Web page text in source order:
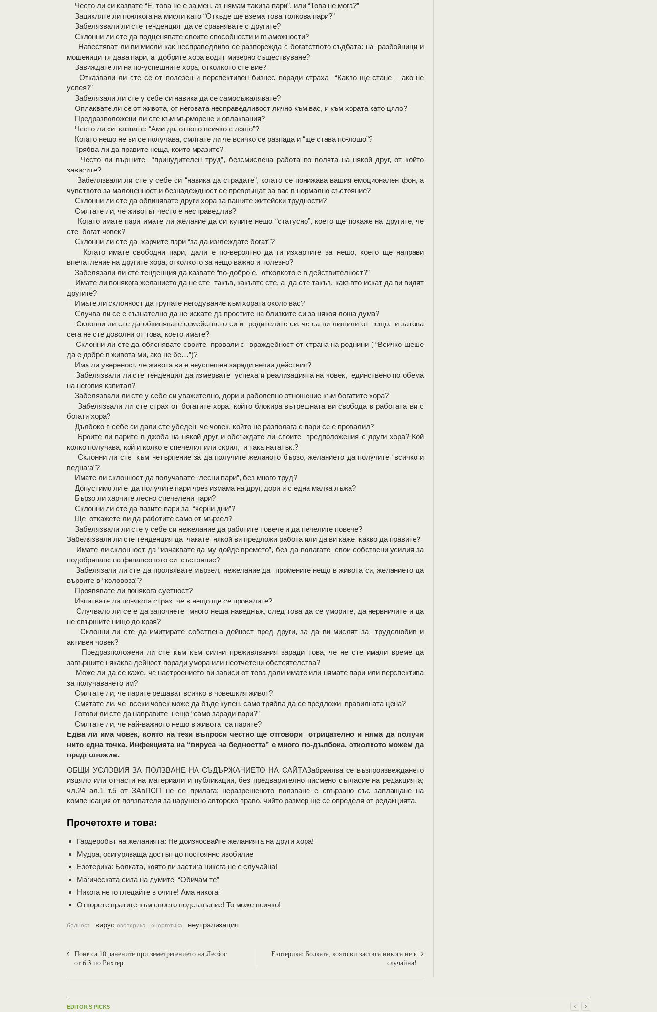
Често ли си казвате “Е, това не е за мен, аз нямам такива пари”, или “Това не мога?”
Зацикляте ли понякога на мисли като “Откъде ще взема това толкова пари?”
Забелязвали ли сте тенденция да се сравнявате с другите?
Склонни ли сте да подценявате своите способности и възможности?
Навестяват ли ви мисли как несправедливо се разпорежда с богатството съдбата: на разбойници и
мошеници тя дава пари, а добрите хора водят мизерно съществуване?
Завиждате ли на по-успешните хора, отколкото сте вие?
Отказвали ли сте се от полезен и перспективен бизнес поради страха “Какво ще стане – ако не
успея?”
Забелязали ли сте у себе си навика да се самосъжалявате?
Оплаквате ли се от живота, от неговата несправедливост лично към вас, и към хората като цяло?
Предразположени ли сте към мърморене и оплаквания?
Често ли си казвате: “Ами да, отново всичко е лошо”?
Когато нещо не ви се получава, смятате ли че всичко се разпада и “ще става по-лошо”?
Трябва ли да правите неща, които мразите?
Често ли вършите “принудителен труд”, безсмислена работа по волята на някой друг, от който
зависите?
Забелязвали ли сте у себе си “навика да страдате”, когато се понижава вашия емоционален фон, а
чувството за малоценност и безнадеждност се превръщат за вас в нормално състояние?
Склонни ли сте да обвинявате други хора за вашите житейски трудности?
Смятате ли, че животът често е несправедлив?
Когато имате пари имате ли желание да си купите нещо “статусно”, което ще покаже на другите, че
сте богат човек?
Склонни ли сте да харчите пари “за да изглеждате богат”?
Когато имате свободни пари, дали е по-вероятно да ги изхарчите за нещо, което ще направи
впечатление на другите хора, отколкото за нещо важно и полезно?
Забелязали ли сте тенденция да казвате “по-добро е, отколкото е в действителност?”
Имате ли понякога желанието да не сте такъв, какъвто сте, а да сте такъв, какъвто искат да ви видят
другите?
Имате ли склонност да трупате негодувание към хората около вас?
Случва ли се е съзнателно да не искате да простите на близките си за някоя лоша дума?
Склонни ли сте да обвинявате семейството си и родителите си, че са ви лишили от нещо, и затова
сега не сте доволни от това, което имате?
Склонни ли сте да обяснявате своите провали с враждебност от страна на роднини ( “Всичко щеше
да е добре в живота ми, ако не бе…”)?
Има ли увереност, че живота ви е неуспешен заради нечии действия?
Забелязвали ли сте тенденция да измервате успеха и реализацията на човек, единствено по обема
на неговия капитал?
Забелязвали ли сте у себе си уважително, дори и раболепно отношение към богатите хора?
Забелязвали ли сте страх от богатите хора, който блокира вътрешната ви свобода в работата ви с
богати хора?
Дълбоко в себе си дали сте убеден, че човек, който не разполага с пари се е провалил?
Броите ли парите в джоба на някой друг и обсъждате ли своите предположения с други хора? Кой
колко получава, кой и колко е спечелил или скрил, и така нататък.?
Склонни ли сте към нетърпение за да получите желаното бързо, желанието да получите “всичко и
веднага”?
Имате ли склонност да получавате “лесни пари”, без много труд?
Допустимо ли е да получите пари чрез измама на друг, дори и с една малка лъжа?
Бързо ли харчите лесно спечелени пари?
Склонни ли сте да пазите пари за “черни дни”?
Ще откажете ли да работите само от мързел?
Забелязвали ли сте у себе си нежелание да работите повече и да печелите повече?
Забелязвали ли сте тенденция да чакате някой ви предложи работа или да ви каже какво да правите?
Имате ли склонност да “изчаквате да му дойде времето”, без да полагате свои собствени усилия за
подобряване на финансовото си състояние?
Забелязали ли сте да проявявате мързел, нежелание да промените нещо в живота си, желанието да
вървите в “коловоза”?
Проявявате ли понякога суетност?
Изпитвате ли понякога страх, че в нещо ще се провалите?
Случвало ли се е да започнете много неща наведнъж, след това да се уморите, да нервничите и да
не свършите нищо до края?
Склонни ли сте да имитирате собствена дейност пред други, за да ви мислят за трудолюбив и
активен човек?
Предразположени ли сте към към силни преживявания заради това, че не сте имали време да
завършите някаква дейност поради умора или неотчетени обстоятелства?
Може ли да се каже, че настроението ви зависи от това дали имате или нямате пари или перспектива
за получаването им?
Смятате ли, че парите решават всичко в човешкия живот?
Смятате ли, че всеки човек може да бъде купен, само трябва да се предложи правилната цена?
Готови ли сте да направите нещо “само заради пари?”
Смятате ли, че най-важното нещо в живота са парите?
Едва ли има човек, който на тези въпроси честно ще отговори отрицателно и няма да получи
нито една точка. Инфекцията на “вируса на бедността” е много по-дълбока, отколкото можем да
предположим.
OБЩИ УСЛОВИЯ ЗА ПОЛЗВАНЕ НА СЪДЪРЖАНИЕТО НА САЙТАЗабранява се възпроизвеждането
изцяло или отчасти на материали и публикации, без предварително писмено съгласие на редакцията;
чл.24 ал.1 т.5 от ЗАвПСП не се прилага; неразрешеното ползване е свързано със заплащане на
компенсация от ползвателя за нарушено авторско право, чийто размер ще се определя от редакцията.
Прочетохте и това:
Гардеробът на желанията: Не доизносвайте желанията на други хора!
Мудра, осигуряваща достъп до постоянно изобилие
Езотерика: Болката, която ви застига никога не е случайна!
Mагическата сила на думите: “Обичам те”
Никога не го гледайте в очите! Ама никога!
Отворете вратите към своето подсъзнание! То може всичко!
бедност вирус езотерика енергетика неутрализация
Поне са 10 ранените при земетресението на Лесбос
от 6.3 по Рихтер
Езотерика: Болката, която ви застига никога не е
случайна!
EDITOR'S PICKS